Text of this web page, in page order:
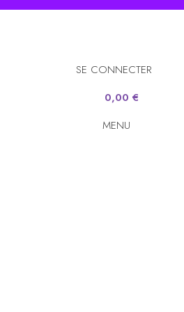
SE CONNECTER
0,00 €
MENU